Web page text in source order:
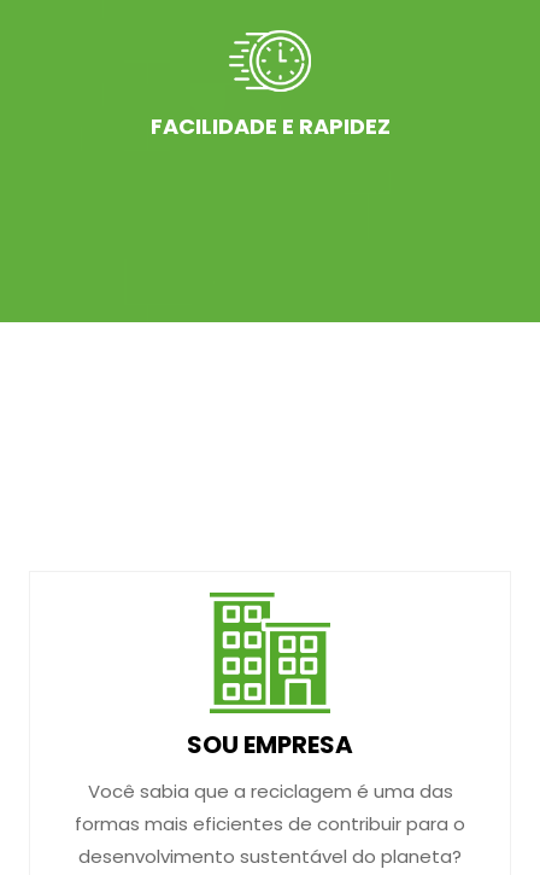
FACILIDADE E RAPIDEZ
SOU EMPRESA
Você sabia que a reciclagem é uma das
formas mais eficientes de contribuir para o
desenvolvimento sustentável do planeta?